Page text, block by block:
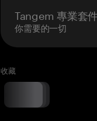
Tangem 專業套
你需要的一切
收藏